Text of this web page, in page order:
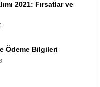
2021: Fırsatlar ve
Ödeme Bilgileri